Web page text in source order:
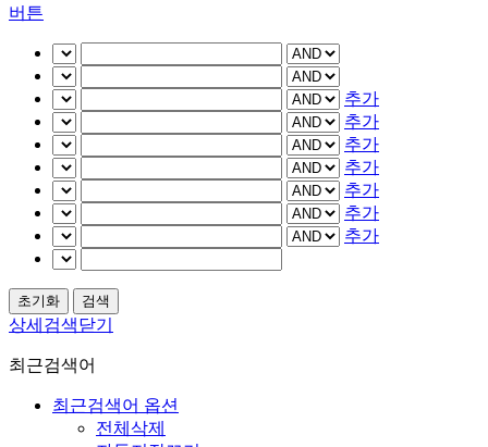
버튼
추가
추가
추가
추가
추가
추가
추가
상세검색닫기
최근검색어
최근검색어 옵션
전체삭제